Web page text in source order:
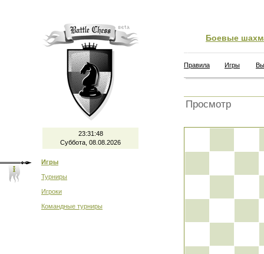
23:31:48
Суббота, 08.08.2026
Игры
Турниры
Игроки
Командные турниры
Боевые
Правила Игры
Просмотр